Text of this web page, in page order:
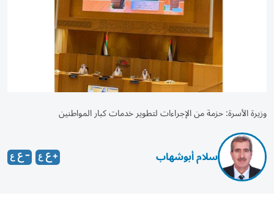
وزيرة الأسرة: حزمة من الإجراءات لتطوير خدمات كبار المواطنين
سلام أبوشهاب